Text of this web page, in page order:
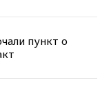
пункт о